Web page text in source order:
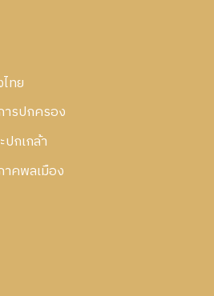
ทย
ารปกครอง
กเกล้า
คพลเมือง